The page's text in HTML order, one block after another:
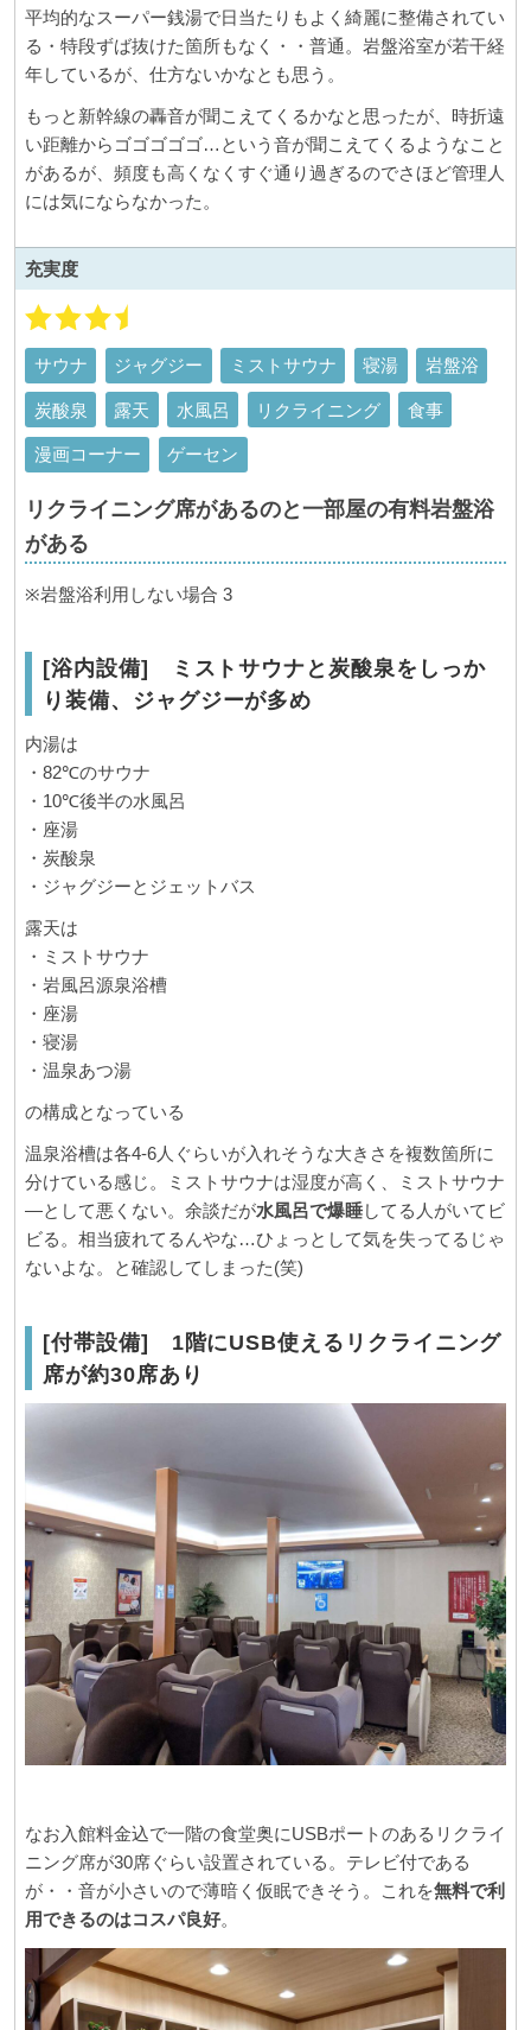
平均的なスーパー銭湯で日当たりもよく綺麗に整備されてい
る・特段ずば抜けた箇所もなく・・普通。岩盤浴室が若干経
年しているが、仕方ないかなとも思う。
もっと新幹線の轟音が聞こえてくるかなと思ったが、時折遠
い距離からゴゴゴゴゴ…という音が聞こえてくるようなこと
があるが、頻度も高くなくすぐ通り過ぎるのでさほど管理人
には気にならなかった。
充実度
サウナ ジャグジー ミストサウナ 寝湯 岩盤浴
炭酸泉 露天 水風呂 リクライニング 食事
漫画コーナー ゲーセン
リクライニング席があるのと一部屋の有料岩盤浴
がある
※岩盤浴利用しない場合 3
[浴内設備] ミストサウナと炭酸泉をしっか
り装備、ジャグジーが多め
内湯は
・82℃のサウナ
・10℃後半の水風呂
・座湯
・炭酸泉
・ジャグジーとジェットバス
露天は
・ミストサウナ
・岩風呂源泉浴槽
・座湯
・寝湯
・温泉あつ湯
の構成となっている
温泉浴槽は各4-6人ぐらいが入れそうな大きさを複数箇所に
分けている感じ。ミストサウナは湿度が高く、ミストサウナ
―として悪くない。余談だが水風呂で爆睡してる人がいてビ
ビる。相当疲れてるんやな…ひょっとして気を失ってるじゃ
ないよな。と確認してしまった(笑)
[付帯設備] 1階にUSB使えるリクライニング
席が約30席あり
なお入館料金込で一階の食堂奥にUSBポートのあるリクライ
ニング席が30席ぐらい設置されている。テレビ付である
が・・音が小さいので薄暗く仮眠できそう。これを無料で利
用できるのはコスパ良好。